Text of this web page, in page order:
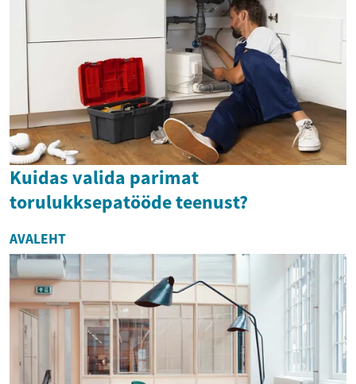
Kuidas valida parimat
torulukksepatööde teenust?
AVALEHT